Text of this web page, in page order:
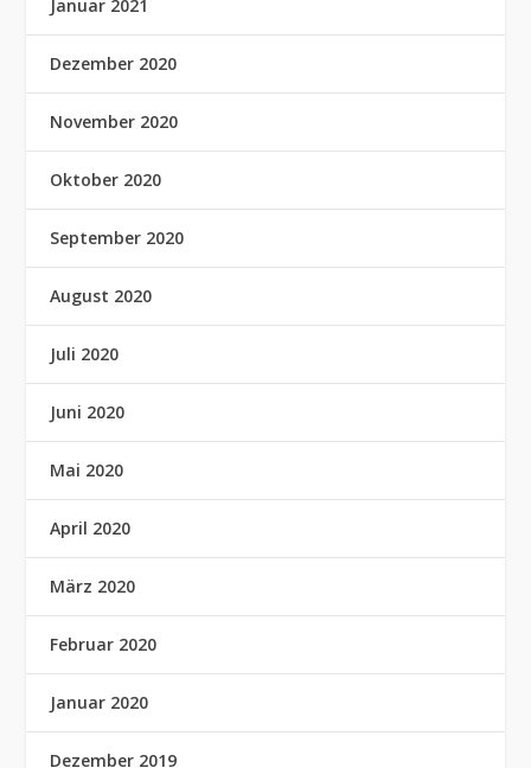
Januar 2021
Dezember 2020
November 2020
Oktober 2020
September 2020
August 2020
Juli 2020
Juni 2020
Mai 2020
April 2020
März 2020
Februar 2020
Januar 2020
Dezember 2019